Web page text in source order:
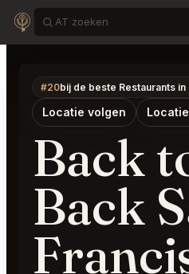
#20bij de beste Restaurants in
Locatie volgen
Back
Back